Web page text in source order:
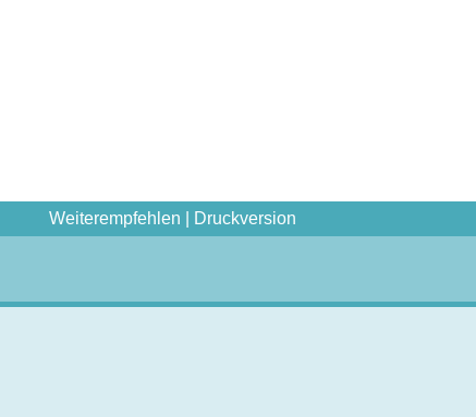
Weiterempfehlen Druckversion